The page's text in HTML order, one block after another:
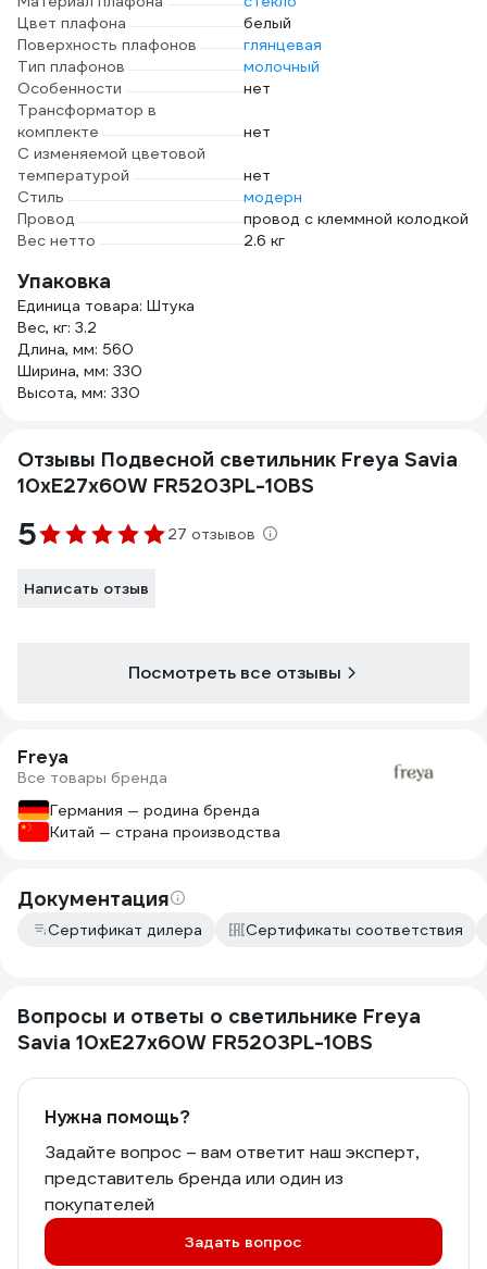
Цвет плафона
белый
Поверхность плафонов
глянцевая
Тип плафонов
молочный
Особенности
нет
Трансформатор в
комплекте
нет
С изменяемой цветовой
температурой
нет
Стиль
модерн
Провод
провод с клеммной колодкой
Вес нетто
2.6 кг
Упаковка
Единица товара: Штука
Вес, кг: 3.2
Длина, мм: 560
Ширина, мм: 330
Высота, мм: 330
Отзывы Подвесной светильник Freya Savia
10хE27x60W FR5203PL-10BS
5 27 отзывов
Написать отзыв
Посмотреть все отзывы
Freya
Все товары бренда
Германия — родина бренда
Китай — страна производства
Документация
Сертификат дилера Сертификаты соответствия
Вопросы и ответы о светильнике Freya
Savia 10хE27x60W FR5203PL-10BS
Нужна помощь?
Задайте вопрос – вам ответит наш эксперт,
представитель бренда или один из
покупателей
Задать вопрос